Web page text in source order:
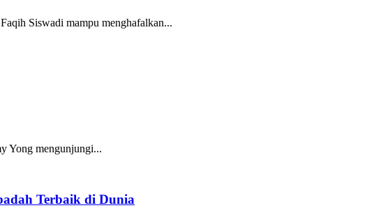
Siswadi mampu menghafalkan...
Yong mengunjungi...
Terbaik di Dunia